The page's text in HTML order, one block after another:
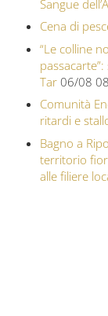
Sangue
Cena di
“Le colline
Tar 06/08
Comunità
ritardi e
Bagno a
territorio
alle filiere